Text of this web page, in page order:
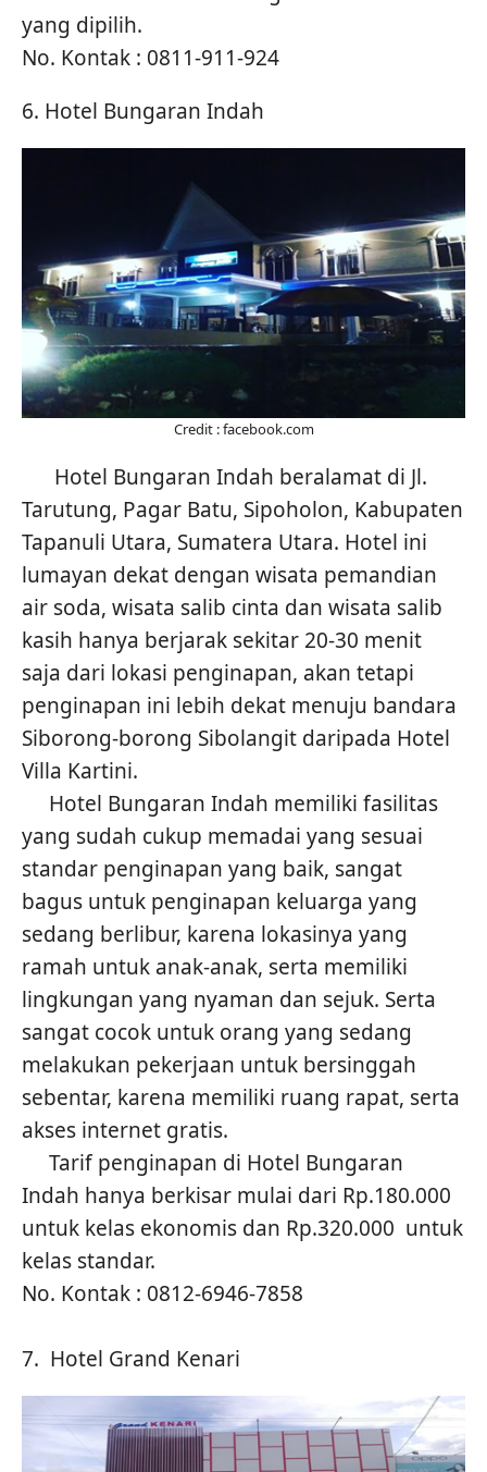
yang dipilih.
No. Kontak : 0811-911-924
6. Hotel Bungaran Indah
Credit : facebook.com
Hotel Bungaran Indah beralamat di Jl.
Tarutung, Pagar Batu, Sipoholon, Kabupaten
Tapanuli Utara, Sumatera Utara. Hotel ini
lumayan dekat dengan wisata pemandian
air soda, wisata salib cinta dan wisata salib
kasih hanya berjarak sekitar 20-30 menit
saja dari lokasi penginapan, akan tetapi
penginapan ini lebih dekat menuju bandara
Siborong-borong Sibolangit daripada Hotel
Villa Kartini.
Hotel Bungaran Indah memiliki fasilitas
yang sudah cukup memadai yang sesuai
standar penginapan yang baik, sangat
bagus untuk penginapan keluarga yang
sedang berlibur, karena lokasinya yang
ramah untuk anak-anak, serta memiliki
lingkungan yang nyaman dan sejuk. Serta
sangat cocok untuk orang yang sedang
melakukan pekerjaan untuk bersinggah
sebentar, karena memiliki ruang rapat, serta
akses internet gratis.
Tarif penginapan di Hotel Bungaran
Indah hanya berkisar mulai dari Rp.180.000
untuk kelas ekonomis dan Rp.320.000 untuk
kelas standar.
No. Kontak : 0812-6946-7858
7. Hotel Grand Kenari